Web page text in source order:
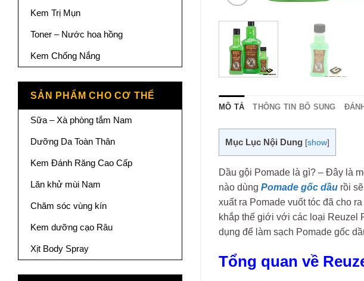
Kem Trị Mụn
Toner – Nước hoa hồng
Kem Chống Nắng
SẢN PHẨM CHO CƠ THỂ
Sữa – Xà phòng tắm Nam
Dưỡng Da Toàn Thân
Kem Đánh Răng Cao Cấp
Lăn khử mùi Nam
Chăm sóc vùng kín
Kem dưỡng cạo Râu
Xịt Body Spray
MÔ TẢ THÔNG TIN BỔ SUNG
Mục Lục Nội Dung [show]
Dầu gội Pomade là gì? – Đây là
nào dùng Pomade gốc dầu rồi
xuất ra Pomade vuốt tóc đã cho
khắp thế giới với các loại Reuzel
dụng để làm sạch Pomade gốc
Tổng quan về